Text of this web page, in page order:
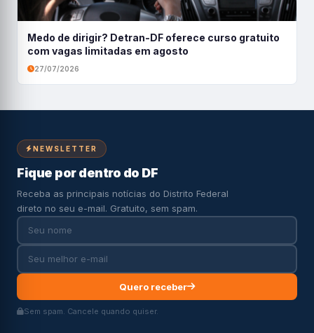
Medo de dirigir? Detran-DF oferece curso gratuito
com vagas limitadas em agosto
27/07/2026
NEWSLETTER
Fique por dentro do DF
Receba as principais notícias do Distrito Federal
direto no seu e-mail. Gratuito, sem spam.
Quero receber
Sem spam. Cancele quando quiser.